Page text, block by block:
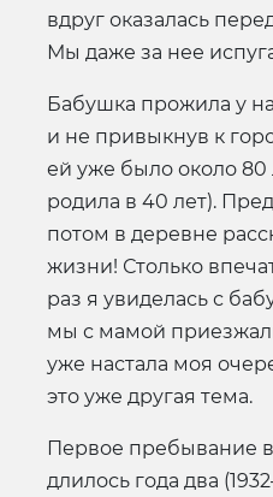
вдруг оказалась
Мы даже за нее
Бабушка прожила у
и не привыкнув к
ей уже было около
родила в 40 лет).
потом в деревне
жизни! Столько
раз я увиделась с
мы с мамой
уже настала моя
это уже другая тема.
Первое пребывание
длилось года два